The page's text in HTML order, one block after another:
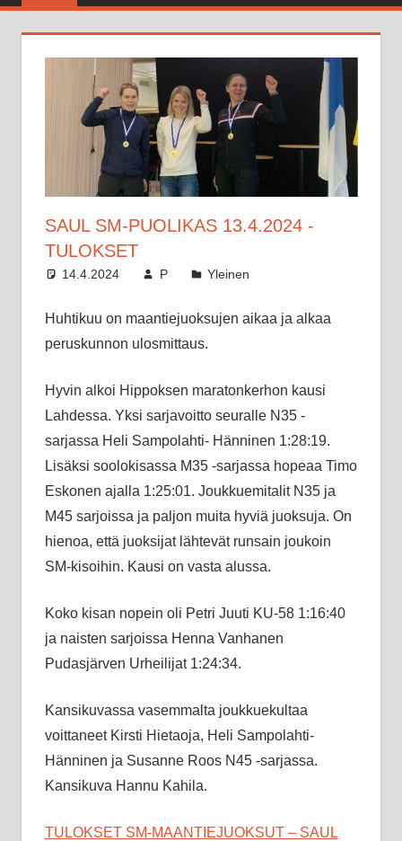
SAUL SM-PUOLIKAS 13.4.2024 -
TULOKSET
14.4.2024 P Yleinen
Huhtikuu on maantiejuoksujen aikaa ja alkaa
peruskunnon ulosmittaus.
Hyvin alkoi Hippoksen maratonkerhon kausi
Lahdessa. Yksi sarjavoitto seuralle N35 -
sarjassa Heli Sampolahti- Hänninen 1:28:19.
Lisäksi soolokisassa M35 -sarjassa hopeaa Timo
Eskonen ajalla 1:25:01. Joukkuemitalit N35 ja
M45 sarjoissa ja paljon muita hyviä juoksuja. On
hienoa, että juoksijat lähtevät runsain joukoin
SM-kisoihin. Kausi on vasta alussa.
Koko kisan nopein oli Petri Juuti KU-58 1:16:40
ja naisten sarjoissa Henna Vanhanen
Pudasjärven Urheilijat 1:24:34.
Kansikuvassa vasemmalta joukkuekultaa
voittaneet Kirsti Hietaoja, Heli Sampolahti-
Hänninen ja Susanne Roos N45 -sarjassa.
Kansikuva Hannu Kahila.
TULOKSET SM-MAANTIEJUOKSUT – SAUL